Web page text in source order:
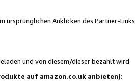
ursprünglichen Anklicken des Partner-Links
und von diesem/dieser bezahlt wird
auf amazon.co.uk anbieten):